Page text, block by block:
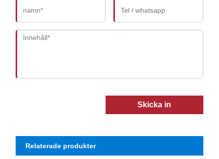
Skicka in
Relaterade produkter